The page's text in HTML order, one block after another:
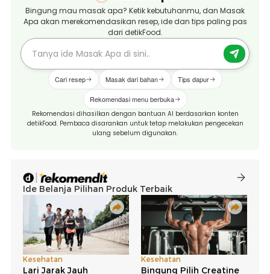
Bingung mau masak apa? Ketik kebutuhanmu, dan Masak
Apa akan merekomendasikan resep, ide dan tips paling pas
dari detikFood.
Cari resep Masak dari bahan Tips dapur
Rekomendasi menu berbuka
Rekomendasi dihasilkan dengan bantuan AI berdasarkan konten
detikFood. Pembaca disarankan untuk tetap melakukan pengecekan
ulang sebelum digunakan.